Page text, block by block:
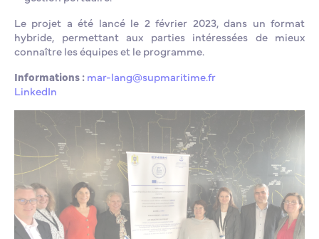
Le projet a été lancé le 2 février 2023, dans un format
hybride, permettant aux parties intéressées de mieux
connaître les équipes et le programme.
Informations :mar-lang@supmaritime.fr
LinkedIn